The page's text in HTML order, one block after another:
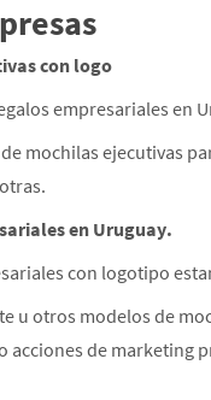
con logo
empresariales en
mochilas ejecutivas
en Uruguay.
con logotipo
u otros modelos de
acciones de marketing